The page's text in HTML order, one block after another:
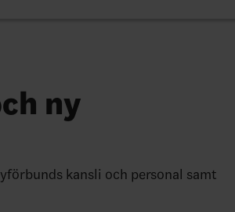
ny
kansli och personal samt